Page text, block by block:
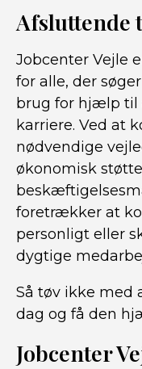
Afsluttende
Jobcenter Vejle
for alle, der
brug for hjælp til
karriere. Ved at
nødvendige
økonomisk
foretrækker at
personligt eller
dygtige
Så tøv ikke med
dag og få den
Jobcenter